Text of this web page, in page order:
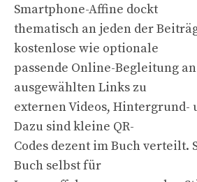
Smartphone-Affine dockt
thematisch an jeden der
kostenlose wie optionale
passende Online-Begleitung
ausgewählten Links zu
externen Videos, Hintergrund-
Dazu sind kleine QR-
Codes dezent im Buch verteilt.
Buch selbst für